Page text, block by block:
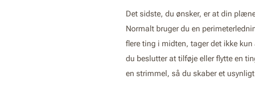
Det sidste, du ønsker, er at din
Normalt bruger du en
flere ting i midten, tager det ikke
du beslutter at tilføje eller flytte en
en strimmel, så du skaber et